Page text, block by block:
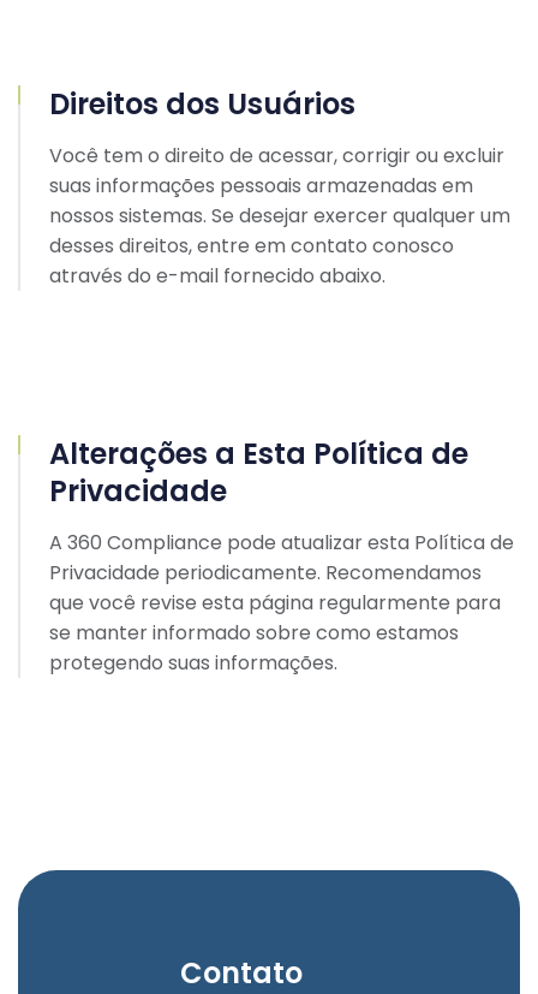
Direitos dos Usuários
Você tem o direito de acessar, corrigir ou excluir
suas informações pessoais armazenadas em
nossos sistemas. Se desejar exercer qualquer um
desses direitos, entre em contato conosco
através do e-mail fornecido abaixo.
Alterações a Esta Política de
Privacidade
A 360 Compliance pode atualizar esta Política de
Privacidade periodicamente. Recomendamos
que você revise esta página regularmente para
se manter informado sobre como estamos
protegendo suas informações.
Contato